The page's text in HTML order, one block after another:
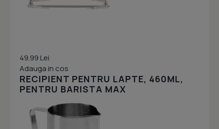
49.99 Lei
Adauga in cos
RECIPIENT PENTRU LAPTE, 460ML,
PENTRU BARISTA MAX